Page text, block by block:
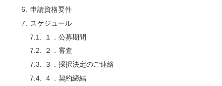
申請資格要件
スケジュール
１．公募期間
２．審査
３．採択決定のご連絡
４．契約締結